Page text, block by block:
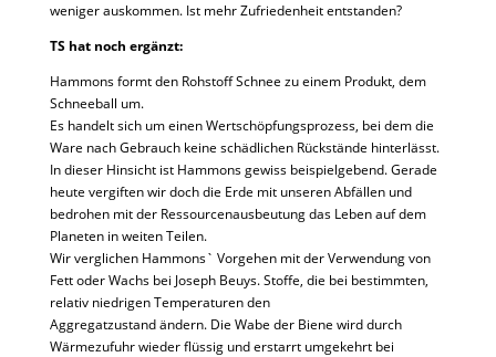
weniger auskommen. Ist mehr Zufriedenheit entstanden?
TS hat noch ergänzt:
Hammons formt den Rohstoff Schnee zu einem Produkt, dem
Schneeball um.
Es handelt sich um einen Wertschöpfungsprozess, bei dem die
Ware nach Gebrauch keine schädlichen Rückstände hinterlässt.
In dieser Hinsicht ist Hammons gewiss beispielgebend. Gerade
heute vergiften wir doch die Erde mit unseren Abfällen und
bedrohen mit der Ressourcenausbeutung das Leben auf dem
Planeten in weiten Teilen.
Wir verglichen Hammons` Vorgehen mit der Verwendung von
Fett oder Wachs bei Joseph Beuys. Stoffe, die bei bestimmten,
relativ niedrigen Temperaturen den
Aggregatzustand ändern. Die Wabe der Biene wird durch
Wärmezufuhr wieder flüssig und erstarrt umgekehrt bei